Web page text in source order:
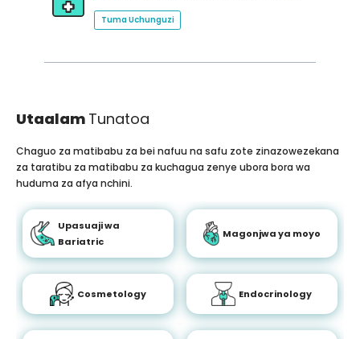
Tuma Uchunguzi
Utaalam Tunatoa
Chaguo za matibabu za bei nafuu na safu zote zinazowezekana
za taratibu za matibabu za kuchagua zenye ubora bora wa
huduma za afya nchini.
Upasuaji wa
Bariatric
Magonjwa ya moyo
Cosmetology Endocrinology